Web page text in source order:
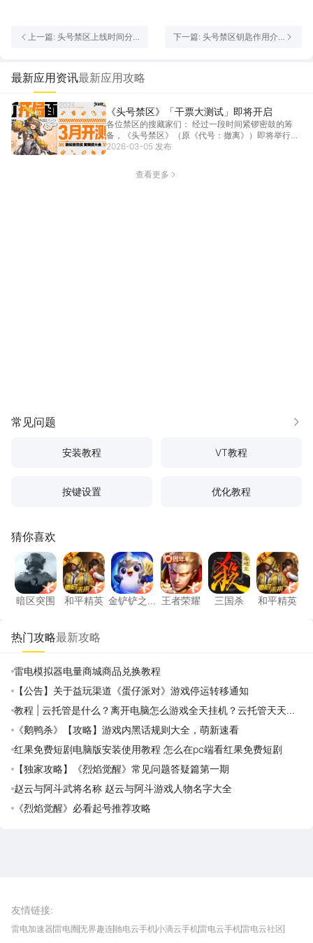
上一篇: 头号禁区上线时间分
下一篇: 头号禁区钥匙作用介
最新应用资讯最新应用攻略
《头号禁区》「干票大测试」即将开启
各位禁区的搜藏家们： 经过一段时间紧锣密鼓的筹
备，《头号禁区》（原《代号：撤离》）即将举行新
一轮的测... [详情]
2026-03-05 发布
查看更多
常见问题 更多
安装教程 VT教程
按键设置 优化教程
猜你喜欢
暗区突围
暗区突围
和平精英
和平精英
金铲铲之战
金铲铲之
王者荣耀
王者荣耀
三国杀
三国杀
和平精
和平精英
热门攻略最新攻略
雷电模拟器电量商城商品兑换教程
【公告】关于益玩渠道《蛋仔派对》游戏停运转移通知
教程 | 云托管是什么？离开电脑怎么游戏全天挂机？云托管天天免
费领取攻略
《鹅鸭杀》【攻略】游戏内黑话规则大全，萌新速看
红果免费短剧电脑版安装使用教程 怎么在pc端看红果免费短剧
【独家攻略】《烈焰觉醒》常见问题答疑篇第一期
赵云与阿斗武将名称 赵云与阿斗游戏人物名字大全
《烈焰觉醒》必看起号推荐攻略
友情链接:
雷电加速器雷电圈无界趣连驰电云手机小滴云手机雷电云手机雷电云社区